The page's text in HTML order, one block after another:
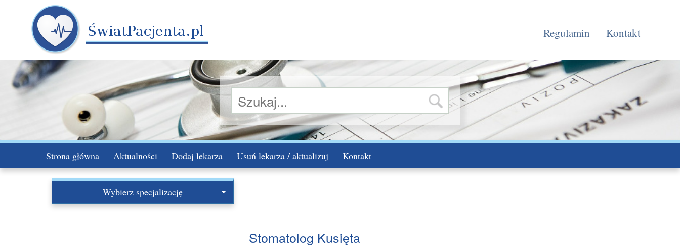
Regulamin Kontakt
Strona główna Aktualności Dodaj lekarza Usuń lekarza / aktualizuj Kontakt
Wybierz specjalizację
Stomatolog Kusięta